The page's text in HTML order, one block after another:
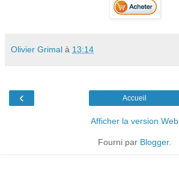
Olivier Grimal à 13:14
‹ Accueil
Afficher la version Web
Fourni par Blogger.